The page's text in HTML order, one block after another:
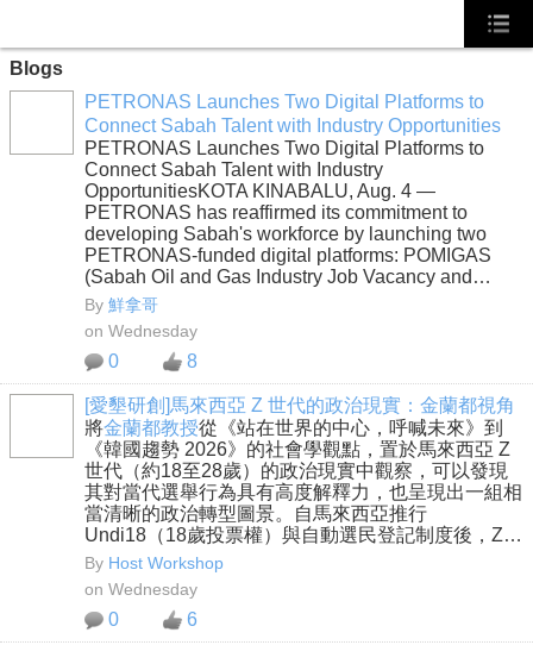
Blogs
PETRONAS Launches Two Digital Platforms to
Connect Sabah Talent with Industry Opportunities
PETRONAS Launches Two Digital Platforms to
Connect Sabah Talent with Industry
OpportunitiesKOTA KINABALU, Aug. 4 —
PETRONAS has reaffirmed its commitment to
developing Sabah's workforce by launching two
PETRONAS-funded digital platforms: POMIGAS
(Sabah Oil and Gas Industry Job Vacancy and…
By 鮮拿哥
on Wednesday
0 8
[愛墾研創]馬來西亞 Z 世代的政治現實：金蘭都視角
將金蘭都教授從《站在世界的中心，呼喊未來》到
《韓國趨勢 2026》的社會學觀點，置於馬來西亞 Z
世代（約18至28歲）的政治現實中觀察，可以發現
其對當代選舉行為具有高度解釋力，也呈現出一組相
當清晰的政治轉型圖景。自馬來西亞推行
Undi18（18歲投票權）與自動選民登記制度後，Z…
By Host Workshop
on Wednesday
0 6